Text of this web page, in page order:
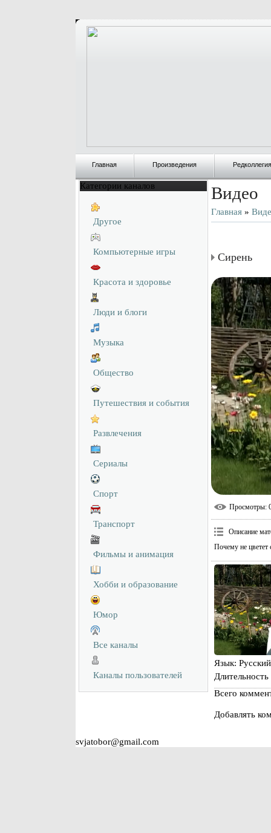
Главная Произведения Редколлегия
Категории каналов
Другое
Компьютерные игры
Красота и здоровье
Люди и блоги
Музыка
Общество
Путешествия и события
Развлечения
Сериалы
Спорт
Транспорт
Фильмы и анимация
Хобби и образование
Юмор
Все каналы
Каналы пользователей
Видео
Главная»
Сирень
Просмотры:
Описание
Почему не цветет
Язык: Русский
Всего
Добавлять
svjatobor@gmail.com